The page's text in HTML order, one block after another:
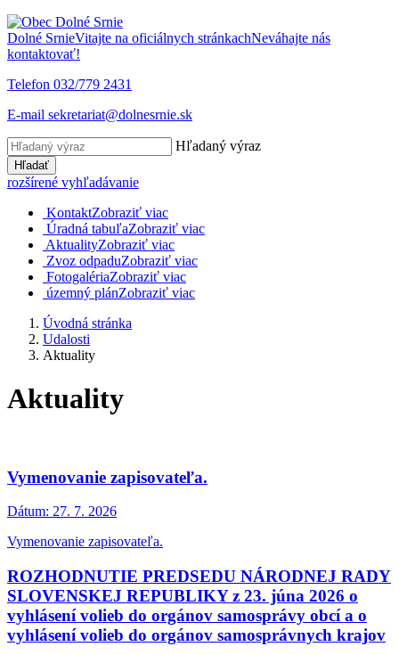
Dolné SrnieVitajte na oficiálnych stránkachNeváhajte nás
kontaktovať!
Telefon 032/779 2431
E-mail sekretariat@dolnesrnie.sk
Hľadaný výraz
Hľadať
rozšírené vyhľadávanie
KontaktZobraziť viac
Úradná tabuľaZobraziť viac
AktualityZobraziť viac
Zvoz odpaduZobraziť viac
FotogalériaZobraziť viac
územný plánZobraziť viac
Úvodná stránka
Udalosti
Aktuality
Aktuality
Vymenovanie zapisovateľa.
Dátum: 27. 7. 2026
Vymenovanie zapisovateľa.
ROZHODNUTIE PREDSEDU NÁRODNEJ RADY
SLOVENSKEJ REPUBLIKY z 23. júna 2026 o
vyhlásení volieb do orgánov samosprávy obcí a o
vyhlásení volieb do orgánov samosprávnych krajov